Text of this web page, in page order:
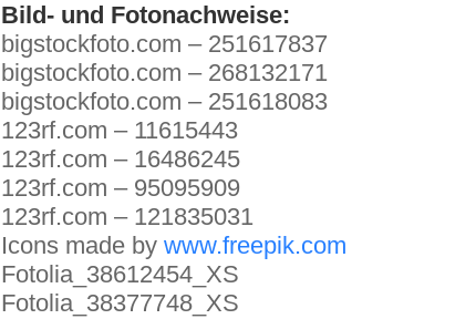
Bild- und Fotonachweise:
bigstockfoto.com – 251617837
bigstockfoto.com – 268132171
bigstockfoto.com – 251618083
123rf.com – 11615443
123rf.com – 16486245
123rf.com – 95095909
123rf.com – 121835031
Icons made by www.freepik.com
Fotolia_38612454_XS
Fotolia_38377748_XS